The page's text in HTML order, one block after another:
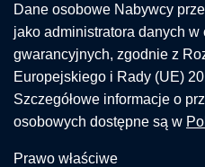
Dane osobowe Nabywcy
jako administratora danych
gwarancyjnych, zgodnie z
Europejskiego i Rady (UE)
Szczegółowe informacje o
osobowych dostępne są w
Prawo właściwe